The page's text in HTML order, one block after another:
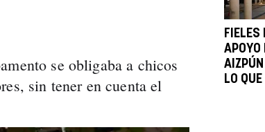
se obligaba a chicos
sin tener en cuenta el
FIELES
APOYO
LO